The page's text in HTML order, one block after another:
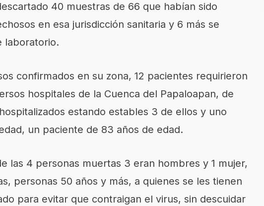
40 muestras de 66 que habían sido
en esa jurisdicción sanitaria y 6 más se
laboratorio.
confirmados en su zona, 12 pacientes requirieron
hospitales de la Cuenca del Papaloapan, de
estando estables 3 de ellos y uno
un paciente de 83 años de edad.
las 4 personas muertas 3 eran hombres y 1 mujer,
personas 50 años y más, a quienes se les tienen
para evitar que contraigan el virus, sin descuidar